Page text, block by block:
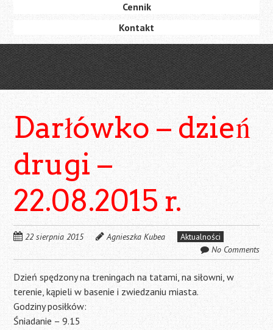
Cennik
Kontakt
Darłówko – dzień
drugi –
22.08.2015 r.
22 sierpnia 2015 Agnieszka Kubea
Aktualności
No Comments
Dzień spędzony na treningach na tatami, na siłowni, w
terenie, kąpieli w basenie i zwiedzaniu miasta.
Godziny posiłków:
Śniadanie – 9.15